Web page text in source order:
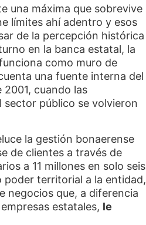
una máxima que sobrevive
límites ahí adentro y esos
de la percepción histórica
en la banca estatal, la
como muro de
una fuente interna del
cuando las
sector público se volvieron
la gestión bonaerense
de clientes a través de
a 11 millones en solo seis
poder territorial a la entidad,
negocios que, a diferencia
estatales, le